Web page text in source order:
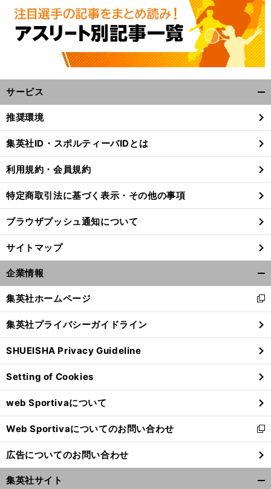
へ
サービス
閉
る
推奨環境
集英社ID・スポルティーバIDとは
利用規約・会員規約
特定商取引法に基づく表示・その他の事項
ブラウザプッシュ通知について
サイトマップ
企業情報
閉
る
集英社ホームページ
新
し
い
ウ
ィ
ン
ド
ウ
で
開
く
集英社プライバシーガイドライン
SHUEISHA Privacy Guideline
Setting of Cookies
web Sportivaについて
Web Sportivaについてのお問い合わせ
新
し
い
ウ
ィ
広告についてのお問い合わせ
集英社サイト